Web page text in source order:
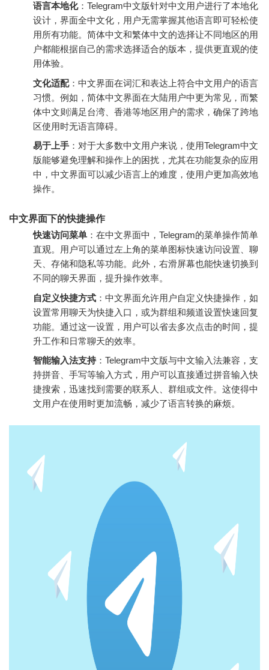
语言本地化：Telegram中文版针对中文用户进行了本地化
设计，界面全中文化，用户无需掌握其他语言即可轻松使
用所有功能。简体中文和繁体中文的选择让不同地区的用
户都能根据自己的需求选择适合的版本，提供更直观的使
用体验。
文化适配：中文界面在词汇和表达上符合中文用户的语言
习惯。例如，简体中文界面在大陆用户中更为常见，而繁
体中文则满足台湾、香港等地区用户的需求，确保了跨地
区使用时无语言障碍。
易于上手 ：对于大多数中文用户来说，使用Telegram中文
版能够避免理解和操作上的困扰，尤其在功能复杂的应用
中，中文界面可以减少语言上的难度，使用户更加高效地
操作。
中文界面下的快捷操作
快速访问菜单 ：在中文界面中，Telegram的菜单操作简单
直观。用户可以通过左上角的菜单图标快速访问设置、聊
天、存储和隐私等功能。此外，右滑屏幕也能快速切换到
不同的聊天界面，提升操作效率。
自定义快捷方式 ：中文界面允许用户自定义快捷操作，如
设置常用聊天为快捷入口，或为群组和频道设置快速回复
功能。通过这一设置，用户可以省去多次点击的时间，提
升工作和日常聊天的效率。
智能输入法支持：Telegram中文版与中文输入法兼容，支
持拼音、手写等输入方式，用户可以直接通过拼音输入快
捷搜索，迅速找到需要的联系人、群组或文件。这使得中
文用户在使用时更加流畅，减少了语言转换的麻烦。